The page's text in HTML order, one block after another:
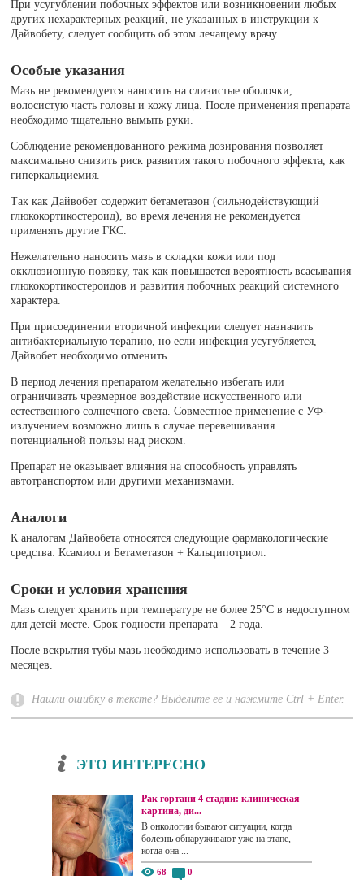
При усугублении побочных эффектов или возникновении любых
других нехарактерных реакций, не указанных в инструкции к
Дайвобету, следует сообщить об этом лечащему врачу.
Особые указания
Мазь не рекомендуется наносить на слизистые оболочки,
волосистую часть головы и кожу лица. После применения препарата
необходимо тщательно вымыть руки.
Соблюдение рекомендованного режима дозирования позволяет
максимально снизить риск развития такого побочного эффекта, как
гиперкальциемия.
Так как Дайвобет содержит бетаметазон (сильнодействующий
глюкокортикостероид), во время лечения не рекомендуется
применять другие ГКС.
Нежелательно наносить мазь в складки кожи или под
окклюзионную повязку, так как повышается вероятность всасывания
глюкокортикостероидов и развития побочных реакций системного
характера.
При присоединении вторичной инфекции следует назначить
антибактериальную терапию, но если инфекция усугубляется,
Дайвобет необходимо отменить.
В период лечения препаратом желательно избегать или
ограничивать чрезмерное воздействие искусственного или
естественного солнечного света. Совместное применение с УФ-
излучением возможно лишь в случае перевешивания
потенциальной пользы над риском.
Препарат не оказывает влияния на способность управлять
автотранспортом или другими механизмами.
Аналоги
К аналогам Дайвобета относятся следующие фармакологические
средства: Ксамиол и Бетаметазон + Кальципотриол.
Сроки и условия хранения
Мазь следует хранить при температуре не более 25°C в недоступном
для детей месте. Срок годности препарата – 2 года.
После вскрытия тубы мазь необходимо использовать в течение 3
месяцев.
Нашли ошибку в тексте? Выделите ее и нажмите Ctrl + Enter.
ЭТО ИНТЕРЕСНО
Рак гортани 4 стадии: клиническая
картина, ди...
В онкологии бывают ситуации, когда
болезнь обнаруживают уже на этапе,
когда она ...
68 0